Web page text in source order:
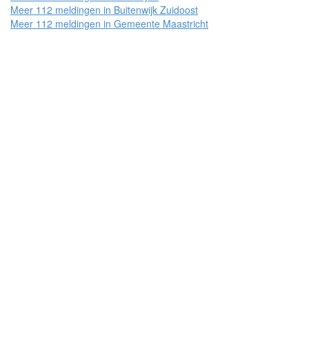
Meer 112 meldingen in Buitenwijk Zuidoost
Meer 112 meldingen in Gemeente Maastricht